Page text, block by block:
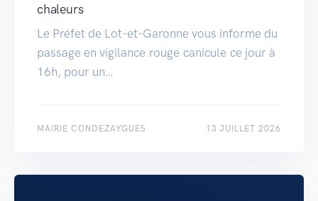
chaleurs
Le Préfet de Lot-et-Garonne vous informe du
passage en vigilance rouge canicule ce jour à
16h, pour un…
MAIRIE CONDEZAYGUES 13 JUILLET 2026